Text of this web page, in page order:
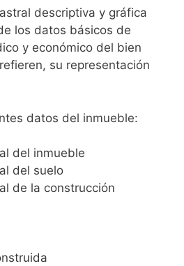
descriptiva y gráfica
los datos básicos de
y económico del bien
su representación
datos del inmueble:
del inmueble
del suelo
de la construcción